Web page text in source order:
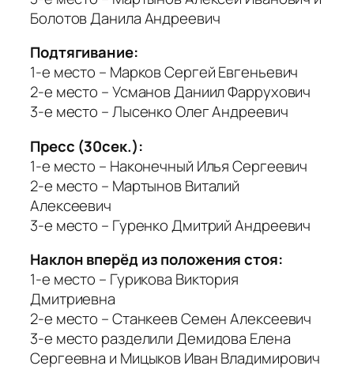
Болотов Данила Андреевич
Подтягивание:
1-е место – Марков Сергей Евгеньевич
2-е место – Усманов Даниил Фаррухович
3-е место – Лысенко Олег Андреевич
Пресс (30сек.):
1-е место – Наконечный Илья Сергеевич
2-е место – Мартынов Виталий
Алексеевич
3-е место – Гуренко Дмитрий Андреевич
Наклон вперёд из положения стоя:
1-е место – Гурикова Виктория
Дмитриевна
2-е место – Станкеев Семен Алексеевич
3-е место разделили Демидова Елена
Сергеевна и Мицыков Иван Владимирович